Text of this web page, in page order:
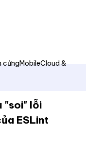
cứngMobileCloud &
"soi" lỗi
ESLint